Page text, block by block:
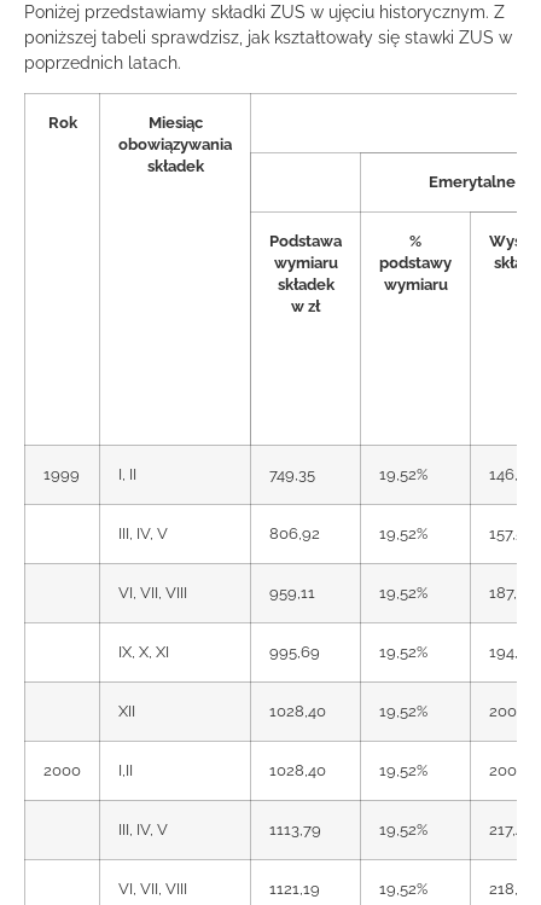
Poniżej przedstawiamy składki ZUS w ujęciu historycznym. Z
poniższej tabeli sprawdzisz, jak kształtowały się stawki ZUS w
poprzednich latach.
Rok
Miesiąc
obowiązywania
składek
Emerytalne
Podstawa
wymiaru
składek
w zł
%
podstawy
wymiaru
1999 I, II 749,35 19,52% 146,27
III, IV, V 806,92 19,52% 157,51
VI, VII, VIII 959,11 19,52% 187,22
IX, X, XI 995,69 19,52% 194,36
XII 1028,40 19,52% 200,74
2000 I,II 1028,40 19,52% 200,74
III, IV, V 1113,79 19,52% 217,41
VI, VII, VIII 1121,19 19,52% 218,86